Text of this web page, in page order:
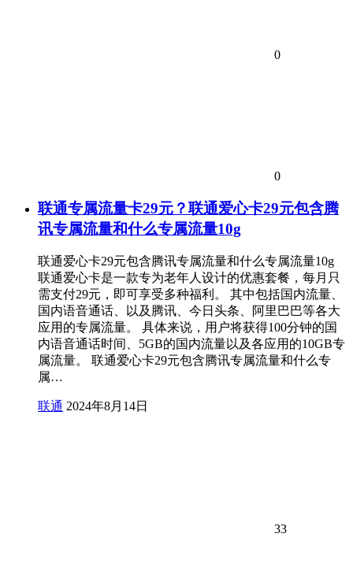
0
0
联通专属流量卡29元？联通爱心卡29元包含腾
讯专属流量和什么专属流量10g
联通爱心卡29元包含腾讯专属流量和什么专属流量10g
联通爱心卡是一款专为老年人设计的优惠套餐，每月只
需支付29元，即可享受多种福利。 其中包括国内流量、
国内语音通话、以及腾讯、今日头条、阿里巴巴等各大
应用的专属流量。 具体来说，用户将获得100分钟的国
内语音通话时间、5GB的国内流量以及各应用的10GB专
属流量。 联通爱心卡29元包含腾讯专属流量和什么专
属…
联通 2024年8月14日
33